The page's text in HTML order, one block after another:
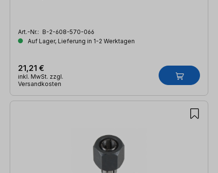
Art.-Nr.: B-2-608-570-066
Auf Lager, Lieferung in 1-2 Werktagen
21,21 €
inkl. MwSt. zzgl.
Versandkosten